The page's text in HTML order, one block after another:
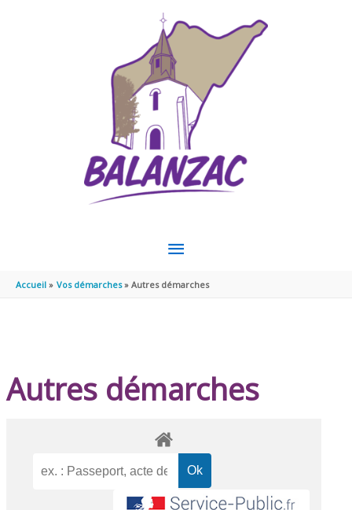
MENU
PRINCIPAL
Accueil Vos démarches Autres démarches
Autres démarches